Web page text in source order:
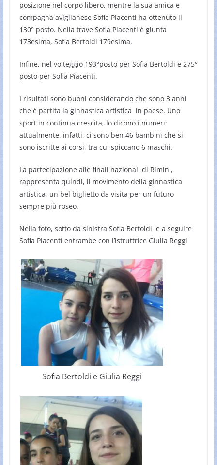
posizione nel corpo libero, mentre la sua amica e
compagna aviglianese Sofia Piacenti ha ottenuto il
130° posto. Nella trave Sofia Piacenti è giunta
173esima, Sofia Bertoldi 179esima.
Infine, nel volteggio 193°posto per Sofia Bertoldi e 275°
posto per Sofia Piacenti.
I risultati sono buoni considerando che sono 3 anni
che è partita la ginnastica artistica in paese. Uno
sport in continua crescita, lo dicono i numeri:
attualmente, infatti, ci sono ben 46 bambini che si
sono iscritte ai corsi, tra cui spiccano 6 maschi.
La partecipazione alle finali nazionali di Rimini,
rappresenta quindi, il movimento della ginnastica
artistica, un bel biglietto da visita per un futuro
sempre più roseo.
Nella foto, sotto da sinistra Sofia Bertoldi e a seguire
Sofia Piacenti entrambe con l’istruttrice Giulia Reggi
Sofia Bertoldi e Giulia Reggi